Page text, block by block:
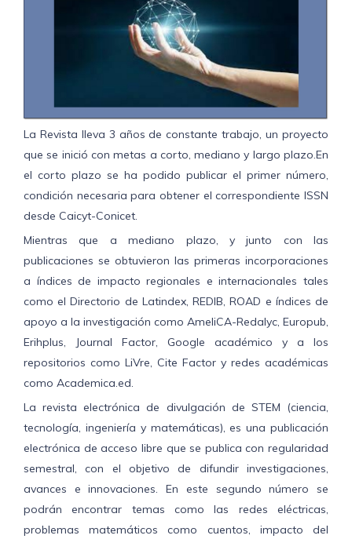
La Revista lleva 3 años de constante trabajo, un proyecto
que se inició con metas a corto, mediano y largo plazo.En
el corto plazo se ha podido publicar el primer número,
condición necesaria para obtener el correspondiente ISSN
desde Caicyt-Conicet.
Mientras que a mediano plazo, y junto con las
publicaciones se obtuvieron las primeras incorporaciones
a índices de impacto regionales e internacionales tales
como el Directorio de Latindex, REDIB, ROAD e índices de
apoyo a la investigación como AmeliCA-Redalyc, Europub,
Erihplus, Journal Factor, Google académico y a los
repositorios como LiVre, Cite Factor y redes académicas
como Academica.ed.
La revista electrónica de divulgación de STEM (ciencia,
tecnología, ingeniería y matemáticas), es una publicación
electrónica de acceso libre que se publica con regularidad
semestral, con el objetivo de difundir investigaciones,
avances e innovaciones. En este segundo número se
podrán encontrar temas como las redes eléctricas,
problemas matemáticos como cuentos, impacto del